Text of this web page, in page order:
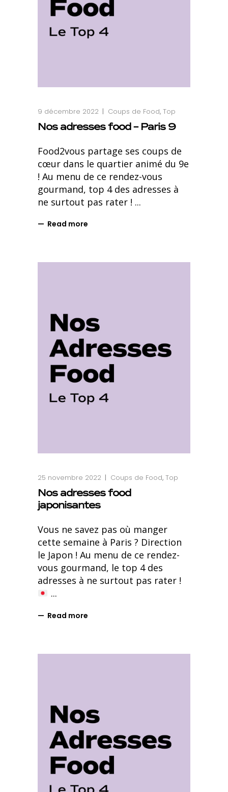
9 décembre 2022 Coups de Food, Top
Nos adresses food – Paris 9
Food2vous partage ses coups de
cœur dans le quartier animé du 9e
! Au menu de ce rendez-vous
gourmand, top 4 des adresses à
ne surtout pas rater !
Read more
25 novembre 2022 Coups de Food, Top
Nos adresses food
japonisantes
Vous ne savez pas où manger
cette semaine à Paris ? Direction
le Japon ! Au menu de ce rendez-
vous gourmand, le top 4 des
adresses à ne surtout pas rater !
Read more